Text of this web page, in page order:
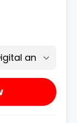
and